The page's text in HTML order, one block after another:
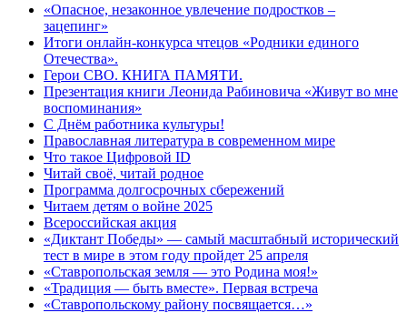
«Опасное, незаконное увлечение подростков –
зацепинг»
Итоги онлайн-конкурса чтецов «Родники единого
Отечества».
Герои СВО. КНИГА ПАМЯТИ.
Презентация книги Леонида Рабиновича «Живут во мне
воспоминания»
С Днём работника культуры!
Православная литература в современном мире
Что такое Цифровой ID
Читай своё, читай родное
Программа долгосрочных сбережений
Читаем детям о войне 2025
Всероссийская акция
«Диктант Победы» — самый масштабный исторический
тест в мире в этом году пройдет 25 апреля
«Ставропольская земля — это Родина моя!»
«Традиция — быть вместе». Первая встреча
«Ставропольскому району посвящается…»